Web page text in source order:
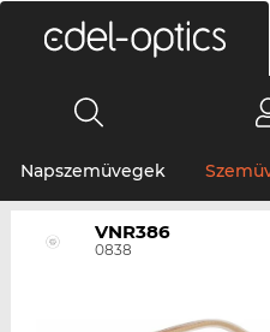
Napszemüvegek
VNR386
0838